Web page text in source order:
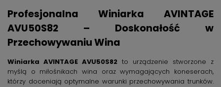
Profesjonalna Winiarka AVINTAGE
AVU50S82 – Doskonałość w
Przechowywaniu Wina
Winiarka AVINTAGE AVU50S82 to urządzenie stworzone z
myślą o miłośnikach wina oraz wymagających koneserach,
którzy doceniają optymalne warunki przechowywania trunków.